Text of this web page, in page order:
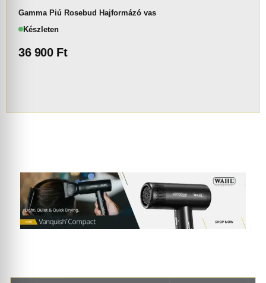
Gamma Piú Rosebud Hajformázó vas
Készleten
36 900 Ft